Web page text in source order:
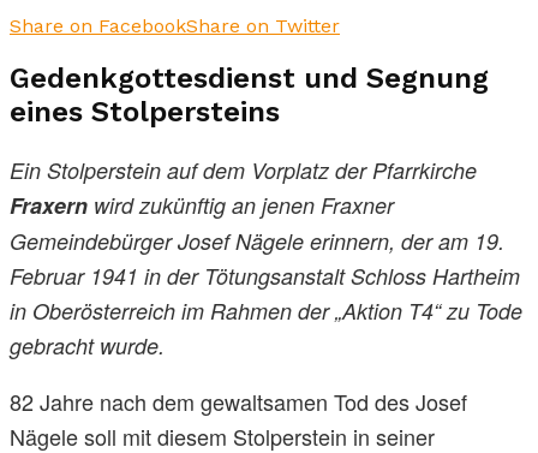
Share on FacebookShare on Twitter
Gedenkgottesdienst und Segnung
eines Stolpersteins
Ein Stolperstein auf dem Vorplatz der Pfarrkirche
Fraxern wird zukünftig an jenen Fraxner
Gemeindebürger Josef Nägele erinnern, der am 19.
Februar 1941 in der Tötungsanstalt Schloss Hartheim
in Oberösterreich im Rahmen der „Aktion T4“ zu Tode
gebracht wurde.
82 Jahre nach dem gewaltsamen Tod des Josef
Nägele soll mit diesem Stolperstein in seiner